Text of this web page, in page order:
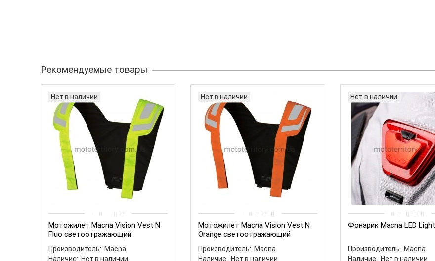
Рекомендуемые товары
Нет в наличии
Мотожилет Macna Vision Vest N
Fluo светоотражающий
Производитель: Macna
Наличие: Нет в наличии
Нет в наличии
Мотожилет Macna Vision Vest N
Orange светоотражающий
Производитель: Macna
Наличие: Нет в наличии
Нет в наличии
Фонарик Macna LED Light
Производитель: Macna
Наличие: Нет в наличии